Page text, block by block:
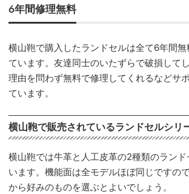
6年間修理無料
横山鞄で購入したランドセルは全て6年間
ています。友達同士のいたずらで破損して
理由を問わず無料で修理してくれるなどサ
ています。
横山鞄で販売されているランドセルシリ
横山鞄では牛革と人工皮革の2種類のラン
います。機能面は全モデルほぼ同じですの
から好みのものを選ぶとよいでしょう。